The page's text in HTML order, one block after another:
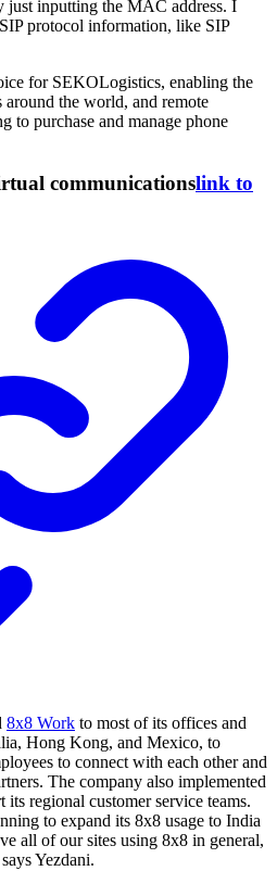
just inputting the MAC address. I
protocol information, like SIP
for SEKOLogistics, enabling the
the world, and remote
to purchase and manage phone
communicationslink to
8x8 Work to most of its offices and
Hong Kong, and Mexico, to
to connect with each other and
The company also implemented
its regional customer service teams.
to expand its 8x8 usage to India
all of our sites using 8x8 in general,
Yezdani.